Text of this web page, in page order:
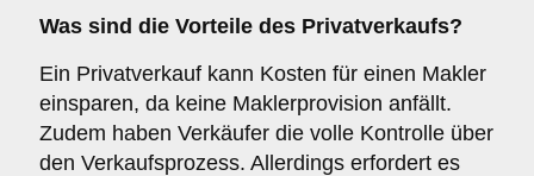
Was sind die Vorteile des Privatverkaufs?
Ein Privatverkauf kann Kosten für einen Makler
einsparen, da keine Maklerprovision anfällt.
Zudem haben Verkäufer die volle Kontrolle über
den Verkaufsprozess. Allerdings erfordert es